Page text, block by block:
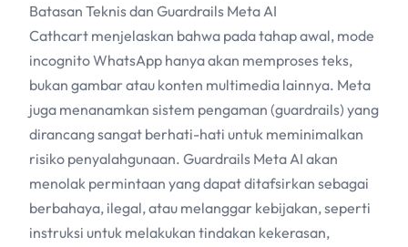
Batasan Teknis dan Guardrails MetaAI
Cathcart menjelaskan bahwa pada tahap awal, mode
incognito WhatsApp hanya akan memproses teks,
bukan gambar atau konten multimedia lainnya. Meta
juga menanamkan sistem pengaman (guardrails) yang
dirancang sangat berhati-hati untuk meminimalkan
risiko penyalahgunaan. Guardrails MetaAI akan
menolak permintaan yang dapat ditafsirkan sebagai
berbahaya, ilegal, atau melanggar kebijakan, seperti
instruksi untuk melakukan tindakan kekerasan,